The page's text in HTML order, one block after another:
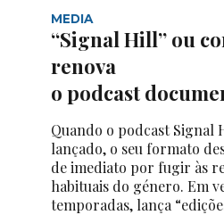
MEDIA
“Signal Hill” ou
renova
o podcast
Quando o podcast Signal
lançado, o seu formato
de imediato por fugir às
habituais do género. Em
temporadas, lança